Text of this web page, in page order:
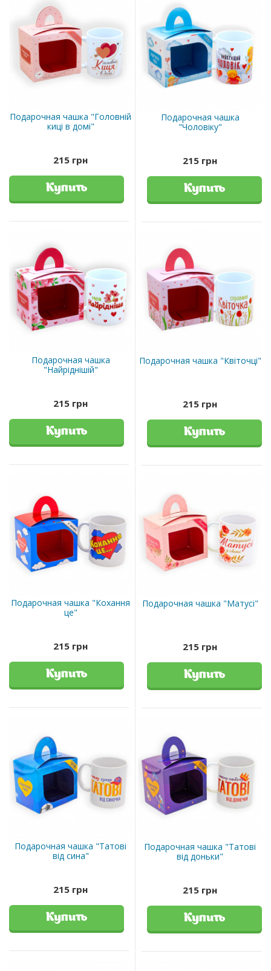
Подарочная чашка "Головній
киці в домі"
215 грн
Купить
Подарочная чашка
"Чоловіку"
215 грн
Купить
Подарочная чашка
"Найріднішій"
215 грн
Купить
Подарочная чашка "Квіточці"
215 грн
Купить
Подарочная чашка "Кохання
це"
215 грн
Купить
Подарочная чашка "Матусі"
215 грн
Купить
Подарочная чашка "Татові
від сина"
215 грн
Купить
Подарочная чашка "Татові
від доньки"
215 грн
Купить